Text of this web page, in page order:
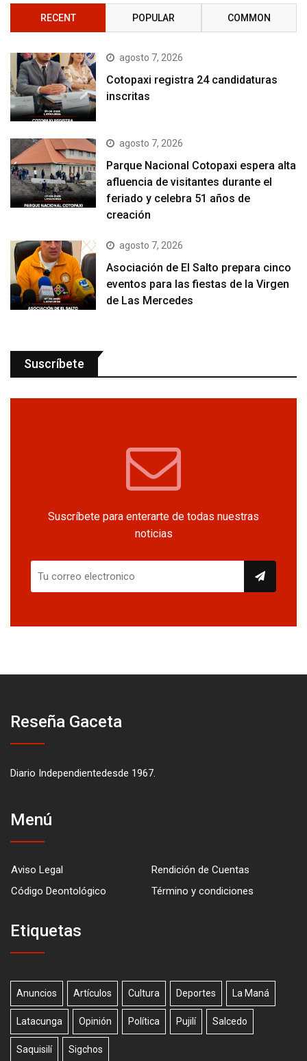
RECENT POPULAR COMMON
agosto 7, 2026
Cotopaxi registra 24 candidaturas
inscritas
agosto 7, 2026
Parque Nacional Cotopaxi espera alta
afluencia de visitantes durante el
feriado y celebra 51 años de
creación
agosto 7, 2026
Asociación de El Salto prepara cinco
eventos para las fiestas de la Virgen
de Las Mercedes
Suscríbete
Suscríbete para enterarte de todas nuestras
noticias
Reseña Gaceta
Diario Independientedesde 1967.
Menú
Aviso Legal
Rendición de Cuentas
Código Deontológico
Término y condiciones
Etiquetas
Anuncios Artículos Cultura Deportes La Maná
Latacunga Opinión Política Pujilí Salcedo
Saquisilí Sigchos